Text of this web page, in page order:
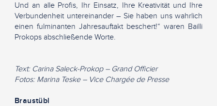
Und an alle Profis, Ihr Einsatz, Ihre Kreativität und Ihre
Verbundenheit untereinander – Sie haben uns wahrlich
einen fulminanten Jahresauftakt beschert!“ waren Bailli
Prokops abschließende Worte.
Text: Carina Saleck-Prokop – Grand Officier
Fotos: Marina Teske – Vice Chargée de Presse
Braustübl